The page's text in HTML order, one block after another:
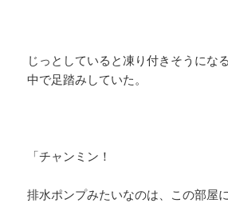
じっとしていると凍り付きそうにな
中で足踏みしていた。
「チャンミン！
排水ポンプみたいなのは、この部屋